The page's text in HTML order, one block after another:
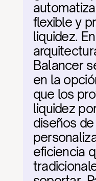
flexible y
liquidez.
Balancer
en la
que los
liquidez
diseños
eficiencia